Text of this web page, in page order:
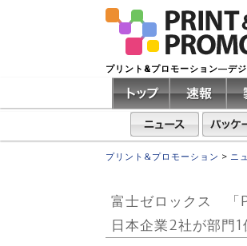
プリント&プロモーション―デ
プリント&プロモーション > ニ
富士ゼロックス 「
日本企業2社が部門